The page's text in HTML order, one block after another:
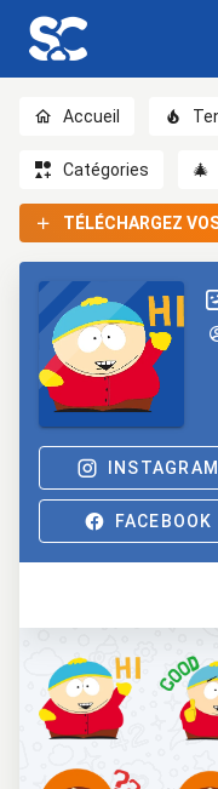
Accueil
Catégories 🎄
TÉLÉCHARGEZ
INSTAGRAM
FACEBOOK